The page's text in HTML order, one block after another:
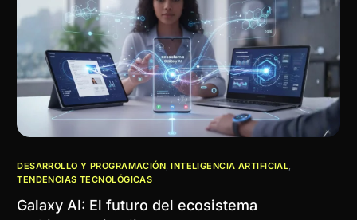
DESARROLLO Y PROGRAMACIÓN,INTELIGENCIA ARTIFICIAL,
TENDENCIAS TECNOLÓGICAS
Galaxy AI: El futuro del ecosistema